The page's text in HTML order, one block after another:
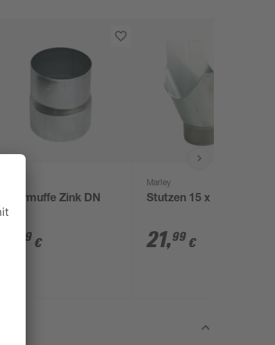
Rohrmuffe Zink DN
100
49 €
Marley
Stutzen 15 x 10 cm
21,99 €